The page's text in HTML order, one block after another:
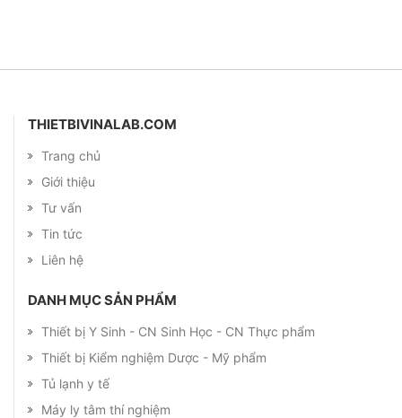
THIETBIVINALAB.COM
Trang chủ
Giới thiệu
Tư vấn
Tin tức
Liên hệ
DANH MỤC SẢN PHẨM
Thiết bị Y Sinh - CN Sinh Học - CN Thực phẩm
Thiết bị Kiểm nghiệm Dược - Mỹ phẩm
Tủ lạnh y tế
Máy ly tâm thí nghiệm